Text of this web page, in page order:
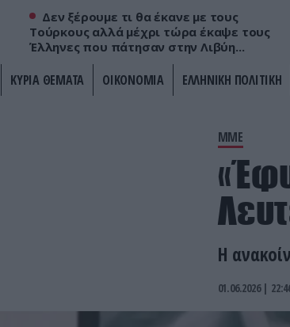
Δεν ξέρουμε τι θα έκανε με τους
Τούρκους αλλά μέχρι τώρα έκαψε τους
Έλληνες που πάτησαν στην Λιβύη...
ΚΥΡΙΑ ΘΕΜΑΤΑ ΟΙΚΟΝΟΜΙΑ ΕΛΛΗΝΙΚΗ ΠΟΛΙΤΙΚΗ
ΜΜΕ
Η
01.06.2026 |